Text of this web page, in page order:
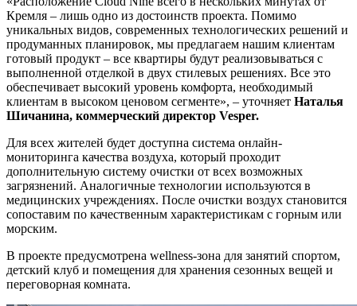
Кремля – лишь одно из достоинств проекта. Помимо
уникальных видов, современных технологических решений и
продуманных планировок, мы предлагаем нашим клиентам
готовый продукт – все квартиры будут реализовываться с
выполненной отделкой в двух стилевых решениях. Все это
обеспечивает высокий уровень комфорта, необходимый
клиентам в высоком ценовом сегменте», – уточняет Наталья
Шичанина, коммерческий директор Vesper.
Для всех жителей будет доступна система онлайн-
мониторинга качества воздуха, который проходит
дополнительную систему очистки от всех возможных
загрязнений. Аналогичные технологии используются в
медицинских учреждениях. После очистки воздух становится
сопоставим по качественным характеристикам с горным или
морским.
В проекте предусмотрена wellness-зона для занятий спортом,
детский клуб и помещения для хранения сезонных вещей и
переговорная комната.